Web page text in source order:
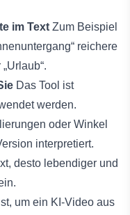
im Text Zum Beispiel
reichere
Das Tool ist
werden.
oder Winkel
interpretiert.
desto lebendiger und
um ein KI-Video aus